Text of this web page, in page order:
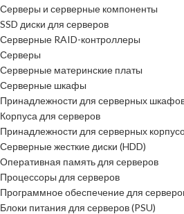
Серверы и серверные компоненты
SSD диски для серверов
Серверные RAID-контроллеры
Серверы
Серверные материнские платы
Серверные шкафы
Принадлежности для серверных
Корпуса для серверов
Принадлежности для серверных
Серверные жесткие диски (HDD)
Оперативная память для серверов
Процессоры для серверов
Программное обеспечение для
Блоки питания для серверов (PSU)